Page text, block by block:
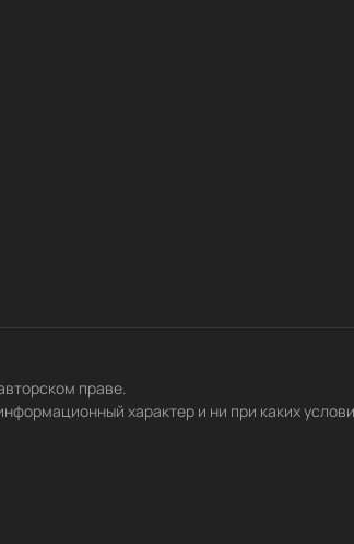
праве.
характер и ни при каких